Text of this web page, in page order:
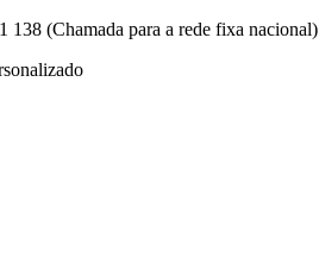
138 (Chamada para a rede fixa nacional)